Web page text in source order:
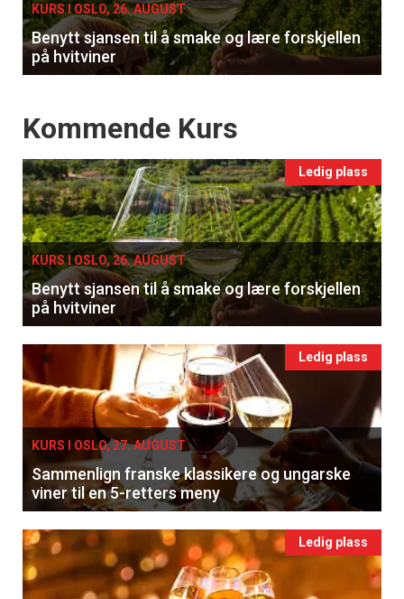
×
Få ukentlige nyhetsbrev fra
Apéritif
Vi tilbyr flere ukentlige nyhetsbrev. Du
kan fritt velge hvilke du ønsker å få
tilsendt.
Registrer deg
KURS I OSLO, 26. AUGUST
Benytt sjansen til å smake og lære forskjellen
på hvitviner
Events
Kommende Kurs
Ledig plass
KURS I OSLO, 26. AUGUST
Benytt sjansen til å smake og lære forskjellen
på hvitviner
Ledig plass
KURS I OSLO, 27. AUGUST
Sammenlign franske klassikere og ungarske
viner til en 5-retters meny
Ledig plass